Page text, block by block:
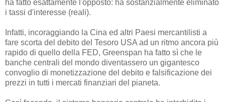
ha fatto esattamente l'opposto: ha sostanzialmente eliminato
i tassi d'interesse (reali).
Infatti, incoraggiando la Cina ed altri Paesi mercantilisti a
fare scorta del debito del Tesoro USA ad un ritmo ancora più
rapido di quello della FED, Greenspan ha fatto sì che le
banche centrali del mondo diventassero un gigantesco
convoglio di monetizzazione del debito e falsificazione dei
prezzi in tutti i mercati finanziari del pianeta.